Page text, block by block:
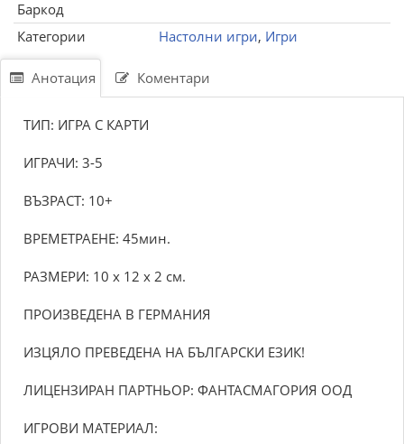
Баркод
Категории
Настолни игри, Игри
Анотация Коментари
ТИП: ИГРА С КАРТИ
ИГРАЧИ: 3-5
ВЪЗРАСТ: 10+
ВРЕМЕТРАЕНЕ: 45мин.
РАЗМЕРИ: 10 х 12 х 2 см.
ПРОИЗВЕДЕНА В ГЕРМАНИЯ
ИЗЦЯЛО ПРЕВЕДЕНА НА БЪЛГАРСКИ ЕЗИК!
ЛИЦЕНЗИРАН ПАРТНЬОР: ФАНТАСМАГОРИЯ ООД
ИГРОВИ МАТЕРИАЛ: